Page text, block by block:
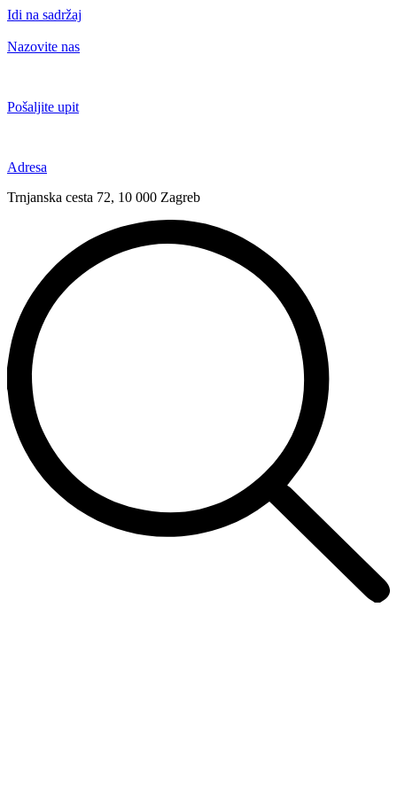
Idi na sadržaj
Nazovite nas
Pošaljite upit
Adresa
Trnjanska cesta 72, 10 000 Zagreb